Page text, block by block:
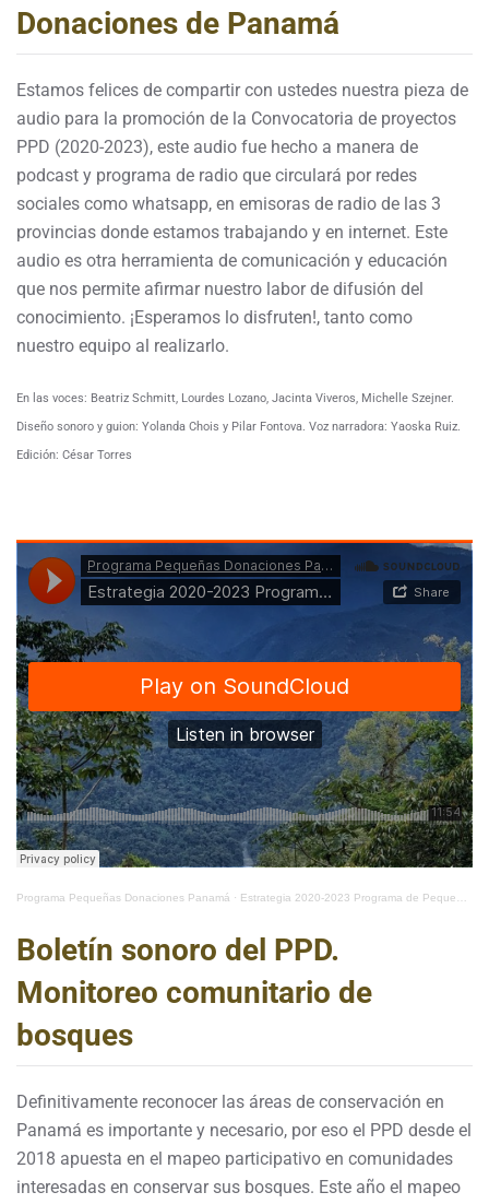
Donaciones de Panamá
Estamos felices de compartir con ustedes nuestra pieza de
audio para la promoción de la Convocatoria de proyectos
PPD (2020-2023), este audio fue hecho a manera de
podcast y programa de radio que circulará por redes
sociales como whatsapp, en emisoras de radio de las 3
provincias donde estamos trabajando y en internet. Este
audio es otra herramienta de comunicación y educación
que nos permite afirmar nuestro labor de difusión del
conocimiento. ¡Esperamos lo disfruten!, tanto como
nuestro equipo al realizarlo.
En las voces: Beatriz Schmitt, Lourdes Lozano, Jacinta Viveros, Michelle Szejner.
Diseño sonoro y guion: Yolanda Chois y Pilar Fontova. Voz narradora: Yaoska Ruiz.
Edición: César Torres
Programa Pequeñas Donaciones Panamá · Estrategia 2020-2023 Programa de Pequeñas Donaciones de Panamá
Boletín sonoro del PPD.
Monitoreo comunitario de
bosques
Definitivamente reconocer las áreas de conservación en
Panamá es importante y necesario, por eso el PPD desde el
2018 apuesta en el mapeo participativo en comunidades
interesadas en conservar sus bosques. Este año el mapeo